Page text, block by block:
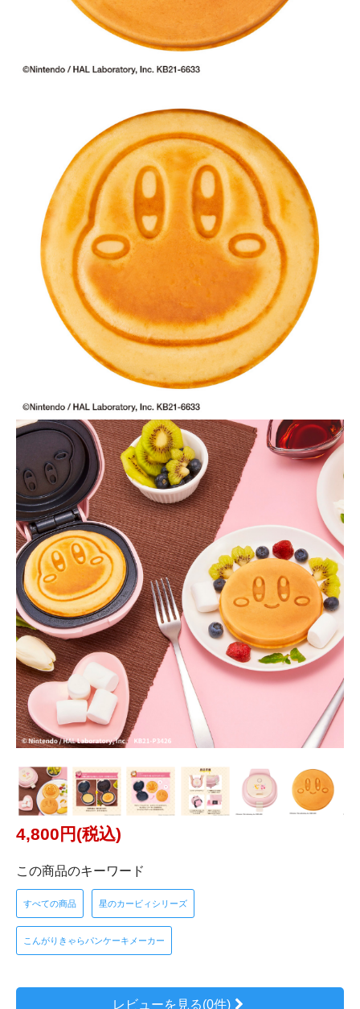
4,800円(税込)
この商品のキーワード
すべての商品 星のカービィシリーズ
こんがりきゃらパンケーキメーカー
レビューを見る(0件)